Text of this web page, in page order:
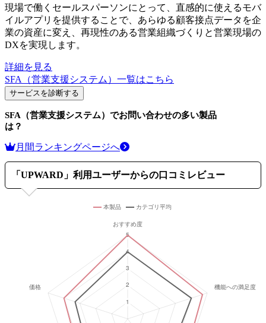
現場で働くセールスパーソンにとって、直感的に使えるモバ
イルアプリを提供することで、あらゆる顧客接点データを企
業の資産に変え、再現性のある営業組織づくりと営業現場の
DXを実現します。
詳細を見る
SFA（営業支援システム） 一覧はこちら
サービスを診断する
SFA（営業支援システム） でお問い合わせの多い製品
は？
月間ランキングページへ
「 UPWARD 」利用ユーザーからの口コミレビュー